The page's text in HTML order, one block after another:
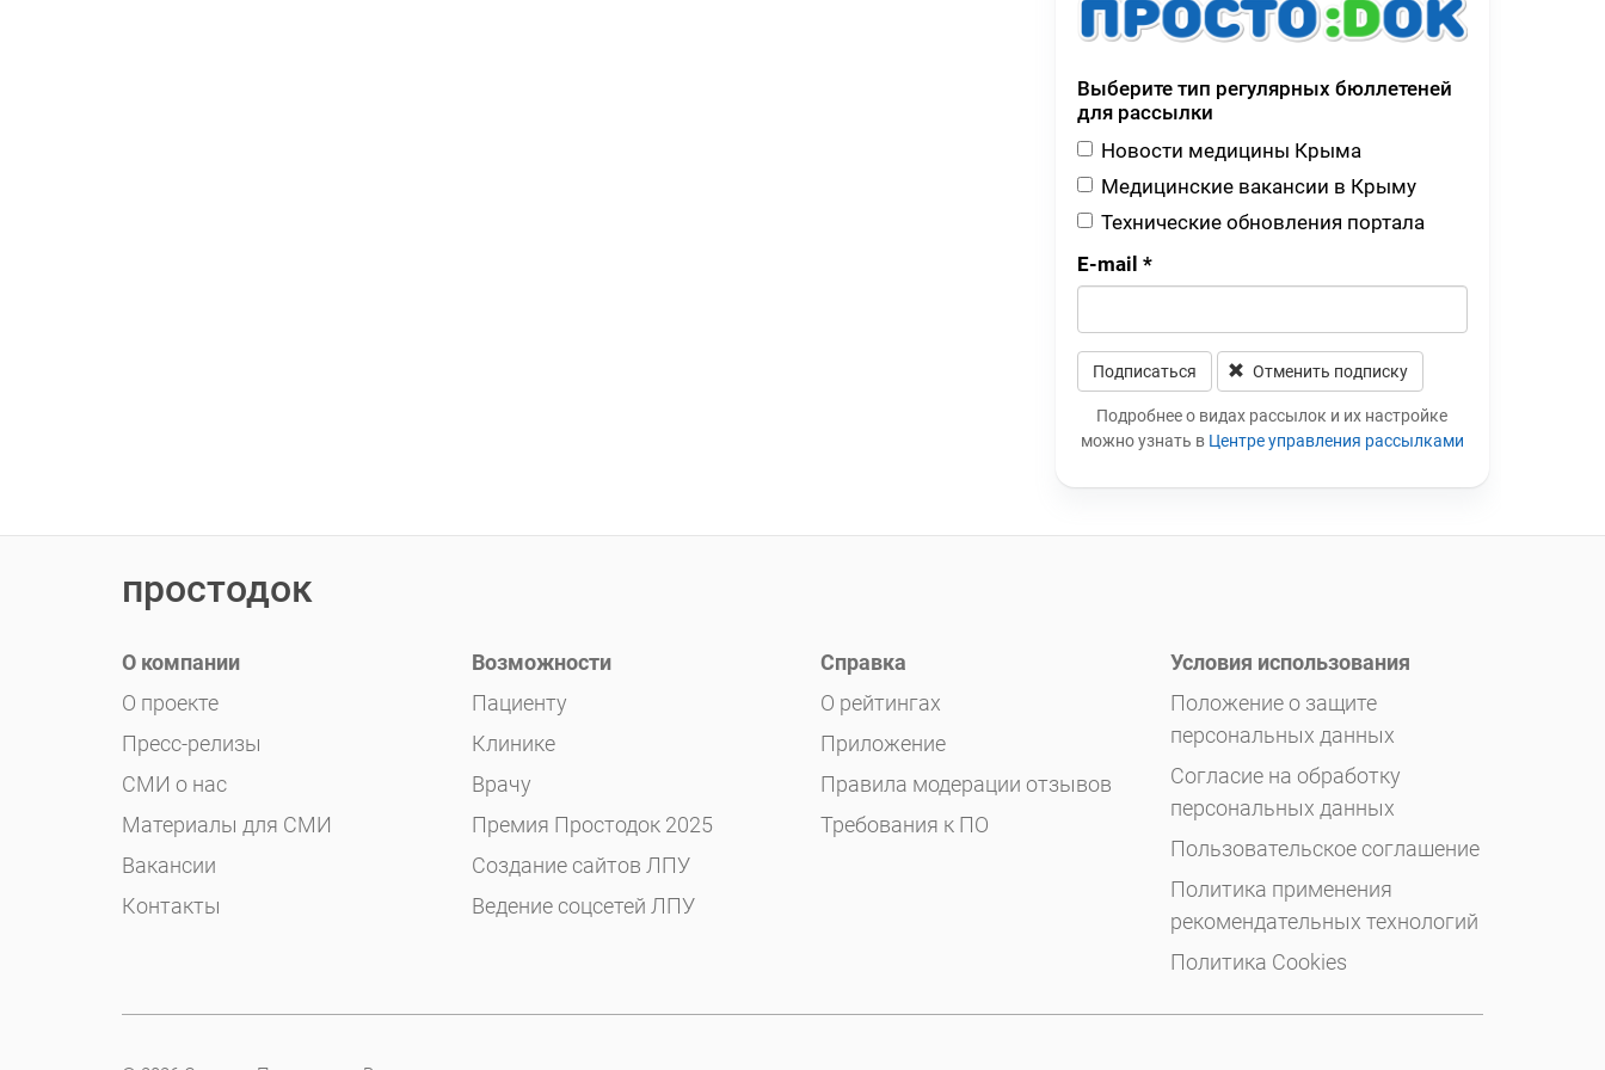
Выберите тип регулярных бюллетеней
для рассылки
Новости медицины Крыма
Медицинские вакансии в Крыму
Технические обновления портала
E-mail *
Подписаться Отменить подписку
Leave this field blank
Подробнее о видах рассылок и их настройке
можно узнать в Центре управления рассылками
простодок
О компании
О проекте
Пресс-релизы
СМИ о нас
Материалы для СМИ
Вакансии
Контакты
Возможности
Пациенту
Клинике
Врачу
Премия Простодок 2025
Создание сайтов ЛПУ
Ведение соцсетей ЛПУ
Справка
О рейтингах
Приложение
Правила модерации отзывов
Требования к ПО
Условия использования
Положение о защите
персональных данных
Согласие на обработку
персональных данных
Пользовательское соглашение
Политика применения
рекомендательных технологий
Политика Cookies